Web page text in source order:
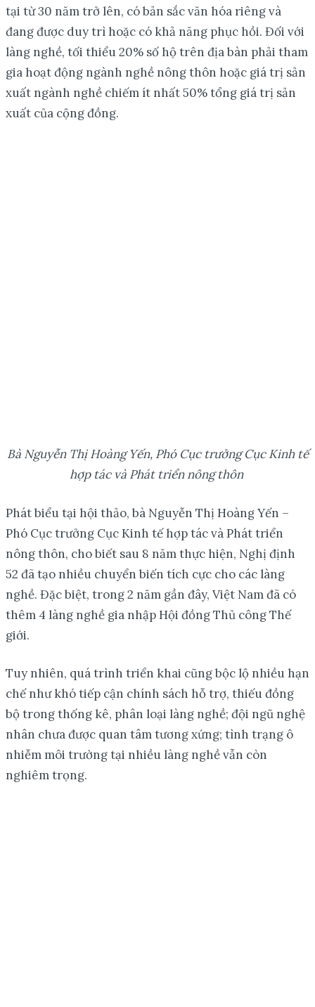
tại từ 30 năm trở lên, có bản sắc văn hóa riêng và
đang được duy trì hoặc có khả năng phục hồi. Đối với
làng nghề, tối thiểu 20% số hộ trên địa bàn phải tham
gia hoạt động ngành nghề nông thôn hoặc giá trị sản
xuất ngành nghề chiếm ít nhất 50% tổng giá trị sản
xuất của cộng đồng.
Bà Nguyễn Thị Hoàng Yến, Phó Cục trưởng Cục Kinh tế
hợp tác và Phát triển nông thôn
Phát biểu tại hội thảo, bà Nguyễn Thị Hoàng Yến –
Phó Cục trưởng Cục Kinh tế hợp tác và Phát triển
nông thôn, cho biết sau 8 năm thực hiện, Nghị định
52 đã tạo nhiều chuyển biến tích cực cho các làng
nghề. Đặc biệt, trong 2 năm gần đây, Việt Nam đã có
thêm 4 làng nghề gia nhập Hội đồng Thủ công Thế
giới.
Tuy nhiên, quá trình triển khai cũng bộc lộ nhiều hạn
chế như khó tiếp cận chính sách hỗ trợ, thiếu đồng
bộ trong thống kê, phân loại làng nghề; đội ngũ nghệ
nhân chưa được quan tâm tương xứng; tình trạng ô
nhiễm môi trường tại nhiều làng nghề vẫn còn
nghiêm trọng.